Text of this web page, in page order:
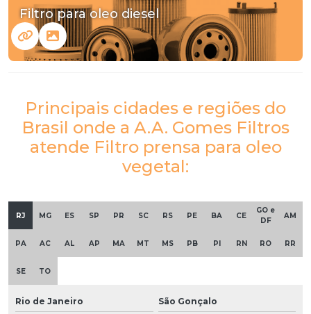
Filtro para oleo diesel
Principais cidades e regiões do
Brasil onde a A.A. Gomes Filtros
atende Filtro prensa para oleo
vegetal:
RJ MG ES SP PR SC RS PE BA CE
GO e
DF
AM
PA AC AL AP MA MT MS PB PI RN RO RR
SE TO
Rio de Janeiro São Gonçalo